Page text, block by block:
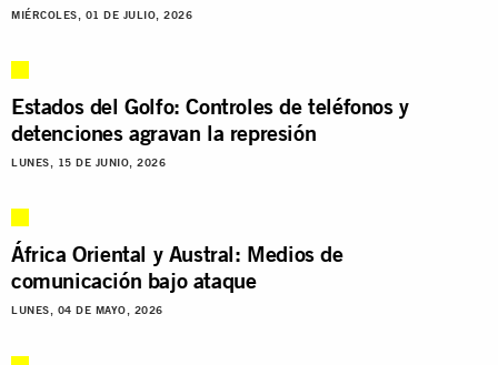
MIÉRCOLES, 01 DE JULIO, 2026
Estados del Golfo: Controles de teléfonos y
detenciones agravan la represión
LUNES, 15 DE JUNIO, 2026
África Oriental y Austral: Medios de
comunicación bajo ataque
LUNES, 04 DE MAYO, 2026